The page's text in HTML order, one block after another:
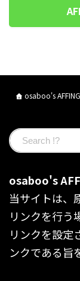
osaboo's
osaboo's
当サイトは、
リンクを行う
リンクを設定
ンクである旨